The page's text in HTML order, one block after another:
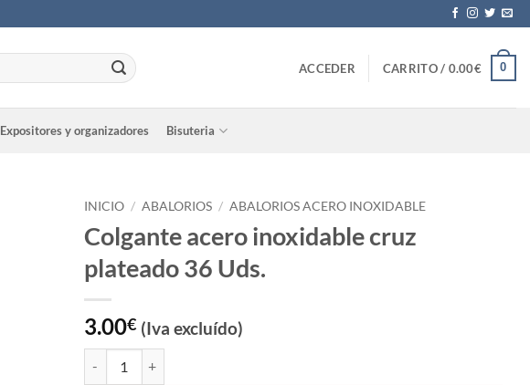
ACCEDER CARRITO / 0.00€ 0
Expositores y organizadores Bisuteria
INICIO / ABALORIOS / ABALORIOS ACERO INOXIDABLE
Colgante acero inoxidable cruz
plateado 36 Uds.
3.00€ (Iva excluído)